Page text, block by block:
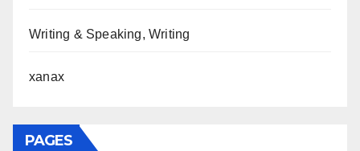
Writing & Speaking, Writing
xanax
PAGES